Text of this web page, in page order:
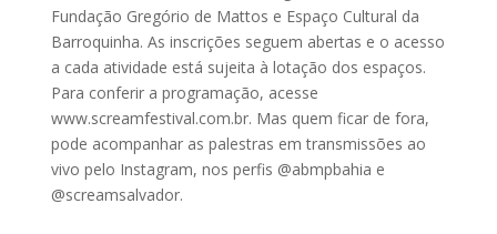
Fundação Gregório de Mattos e Espaço Cultural da
Barroquinha. As inscrições seguem abertas e o acesso
a cada atividade está sujeita à lotação dos espaços.
Para conferir a programação, acesse
www.screamfestival.com.br. Mas quem ficar de fora,
pode acompanhar as palestras em transmissões ao
vivo pelo Instagram, nos perfis @abmpbahia e
@screamsalvador.